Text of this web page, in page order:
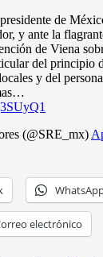
de
y ante la
de Viena
del principio
y del
(@SRE_mx)
electrónico